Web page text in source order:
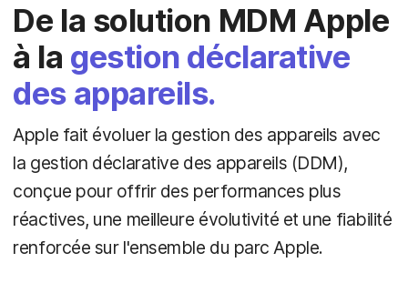
De la solution MDM Apple
à la gestion déclarative
des appareils.
Apple fait évoluer la gestion des appareils avec
la gestion déclarative des appareils (DDM),
conçue pour offrir des performances plus
réactives, une meilleure évolutivité et une fiabilité
renforcée sur l'ensemble du parc Apple.